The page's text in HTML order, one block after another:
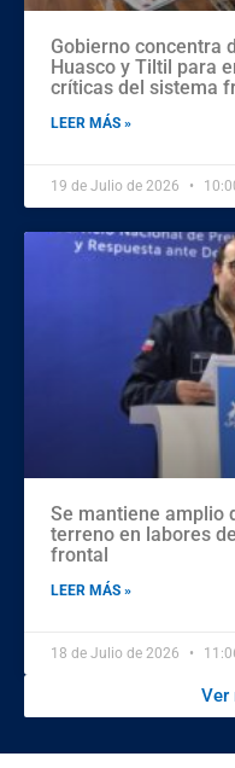
Gobierno concentra
Huasco y Tiltil para
críticas del sistema
LEER MÁS »
19 de Julio de 2026
Se mantiene amplio
terreno en labores
frontal
LEER MÁS »
18 de Julio de 2026
Ver